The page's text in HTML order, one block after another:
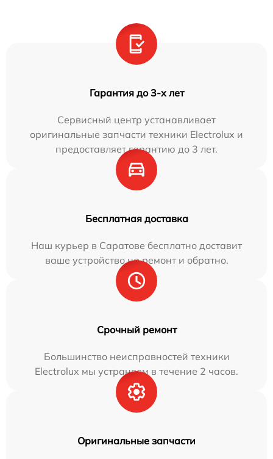
Гарантия до 3-х лет
Сервисный центр устанавливает
оригинальные запчасти техники Electrolux и
предоставляет гарантию до 3 лет.
Бесплатная доставка
Наш курьер в Саратове бесплатно доставит
ваше устройство на ремонт и обратно.
Срочный ремонт
Большинство неисправностей техники
Electrolux мы устраняем в течение 2 часов.
Оригинальные запчасти